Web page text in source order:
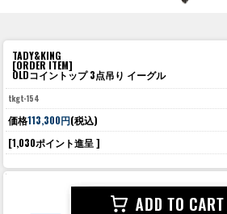
TADY&KING
[ORDER ITEM]
OLDコイントップ 3点吊り イーグル
tkgt-154
価格113,300円(税込)
[1,030ポイント進呈 ]